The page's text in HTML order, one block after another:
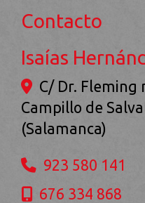
Contacto
Isaías
C/ Dr. Fleming
Campillo de
(Salamanca)
923 580 141
676 334 868